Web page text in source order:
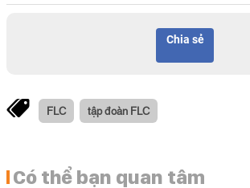
Chia sẻ
FLC tập đoàn FLC
Có thể bạn quan tâm